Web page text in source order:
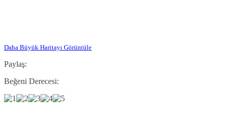
Daha Büyük Haritayı Görüntüle
Paylaş:
Beğeni Derecesi: